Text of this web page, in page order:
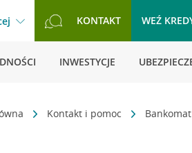
KONTAKT WEŹ
INWESTYCJE
Kontakt i pomoc Bankomat